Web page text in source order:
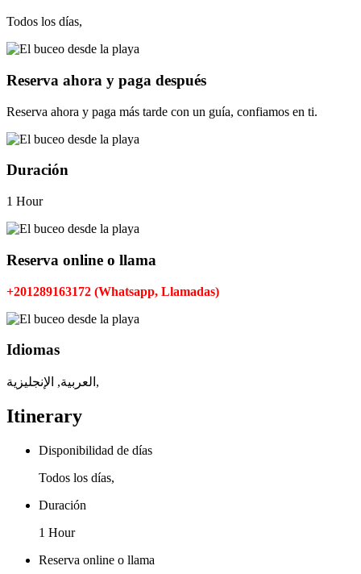
Todos los días,
Reserva ahora y paga después
Reserva ahora y paga más tarde con un guía, confiamos en ti.
Duración
1 Hour
Reserva online o llama
+201289163172 (Whatsapp, Llamadas)
Idiomas
العربية, الإنجليزية,
Itinerary
Disponibilidad de días
Todos los días,
Duración
1 Hour
Reserva online o llama